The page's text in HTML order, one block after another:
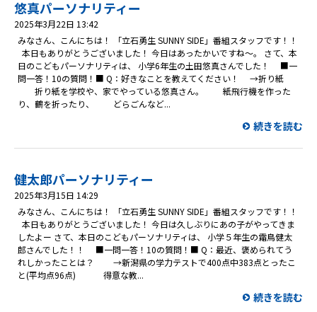
お問い合わせ
悠真パーソナリティー
2025年3月22日 13:42
みなさん、こんにちは！ 「立石勇生 SUNNY SIDE」番組スタッフです！！
本日もありがとうございました！ 今日はあったかいですね～。 さて、本
日のこどもパーソナリティは、 小学6年生の土田悠真さんでした！ ■一
問一答！10の質問！■ Q：好きなことを教えてください！ →折り紙
折り紙を学校や、家でやっている悠真さん。 紙飛行機を作った
り、鶴を折ったり、 どらごんなど...
続きを読む
健太郎パーソナリティー
2025年3月15日 14:29
みなさん、こんにちは！ 「立石勇生 SUNNY SIDE」番組スタッフです！！
本日もありがとうございました！ 今日は久しぶりにあの子がやってきま
したよー さて、本日のこどもパーソナリティは、 小学５年生の霜鳥健太
郎さんでした！！ ■一問一答！10の質問！■ Q：最近、褒められてう
れしかったことは？ →新潟県の学力テストで400点中383点とったこ
と(平均点96点) 得意な教...
続きを読む